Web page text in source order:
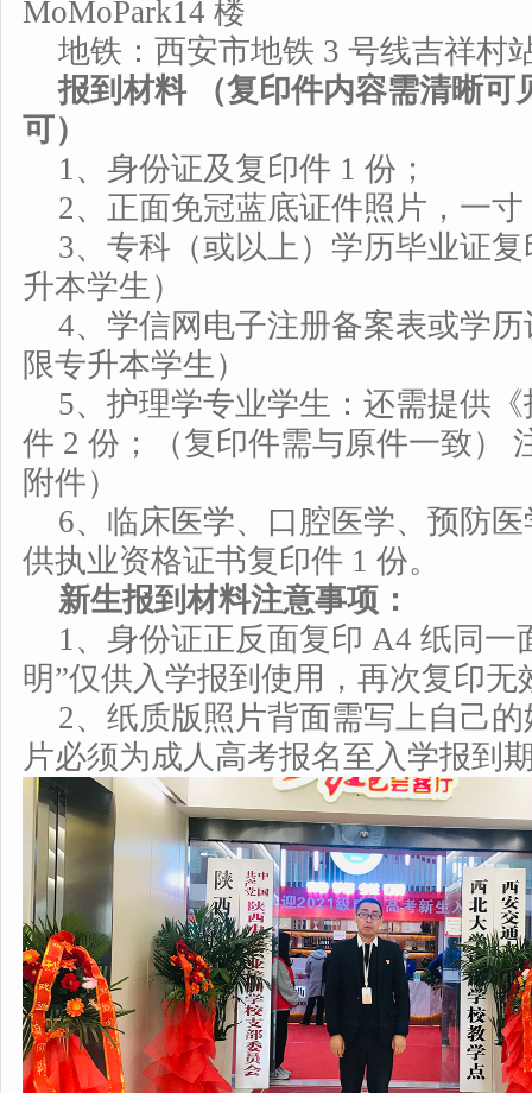
MoMoPark14 楼
地铁：西安市地铁 3 号线吉祥村
报到材料 （复印件内容需清晰可
可）
1、身份证及复印件 1 份；
2、正面免冠蓝底证件照片，一
3、专科（或以上）学历毕业证
升本学生）
4、学信网电子注册备案表或学
限专升本学生）
5、护理学专业学生：还需提供
件 2 份；（复印件需与原件一致）
附件）
6、临床医学、口腔医学、预防
供执业资格证书复印件 1 份。
新生报到材料注意事项：
1、身份证正反面复印 A4 纸同一
明”仅供入学报到使用，再次复印
2、纸质版照片背面需写上自己
片必须为成人高考报名至入学报到